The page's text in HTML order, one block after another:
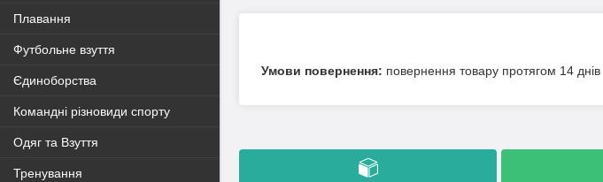
повернення товару протягом 14 днів
Плавання
Футбольне взуття
Єдиноборства
Командні різновиди спорту
Одяг та Взуття
Тренування